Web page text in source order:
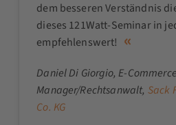
dem besseren Verständnis
dieses 121Watt-Seminar in
empfehlenswert!
Daniel Di Giorgio, E-Commerce
Manager/Rechtsanwalt, Sack
Co. KG